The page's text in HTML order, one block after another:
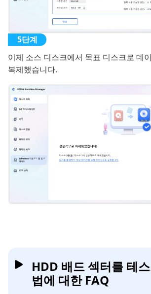
이제 소스 디스크에서 목표 디스크로 데
복제했습니다.
HDD 배드 섹터를 테
법에 대한 FAQ